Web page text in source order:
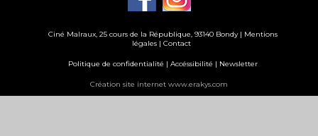
Ciné Malraux, 25 cours de la République, 93140 Bondy | Mentions
légales | Contact
Politique de confidentialité | Accéssibilité | Newsletter
Création site internet www.erakys.com